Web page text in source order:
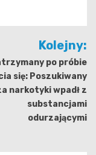
Kolejny:
po próbie
się: Poszukiwany
narkotyki wpadł z
substancjami
odurzającymi